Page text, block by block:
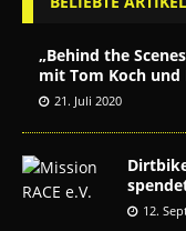
„Behind the
mit Tom Koch und
21. Juli 2020
12.